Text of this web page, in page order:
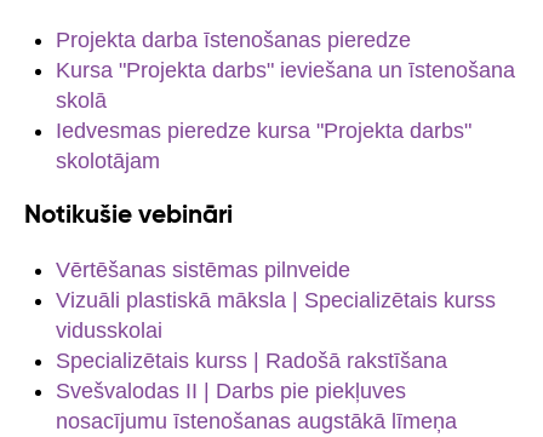
Projekta darba īstenošanas pieredze
Kursa "Projekta darbs" ieviešana un īstenošana
skolā
Iedvesmas pieredze kursa "Projekta darbs"
skolotājam
Notikušie vebināri
Vērtēšanas sistēmas pilnveide
Vizuāli plastiskā māksla | Specializētais kurss
vidusskolai
Specializētais kurss | Radošā rakstīšana
Svešvalodas II | Darbs pie piekļuves
nosacījumu īstenošanas augstākā līmeņa